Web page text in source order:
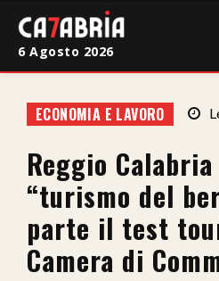
Cronaca
Giudiziaria
Politica
Sport
6 Agosto 2026
ECONOMIA E LAVORO
Reggio
“turismo del
parte il test
Camera di